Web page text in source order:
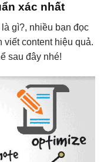
xác nhất
gì?, nhiều bạn đọc
viết content hiệu quả.
sau đây nhé!